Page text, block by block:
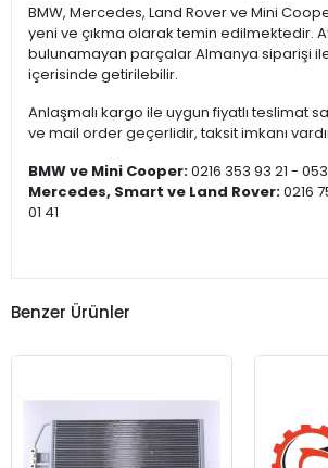
BMW, Mercedes, Land Rover ve Mini
yeni ve çıkma olarak temin edilmektedir.
bulunamayan parçalar Almanya siparişi ile
içerisinde getirilebilir.
Anlaşmalı kargo ile uygun fiyatlı teslimat
ve mail order geçerlidir, taksit imkanı
BMW ve Mini Cooper:0216 353 93 21 -
Mercedes, Smart ve Land Rover:0216
01 41
Benzer Ürünler